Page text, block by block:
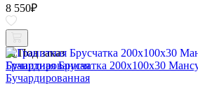
8 550₽
Под заказ
Гранитная Брусчатка 200х100x30
Бучардированная